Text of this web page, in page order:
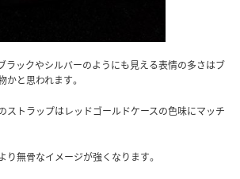
ラックやシルバーのようにも見える表情の多さはブ
と思われます。
ストラップはレッドゴールドケースの色味にマッチ
り無骨なイメージが強くなります。